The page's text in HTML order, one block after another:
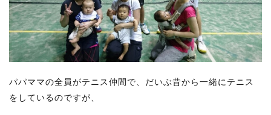
パパママの全員がテニス仲間で、だいぶ昔から一緒にテニス
をしているのですが、